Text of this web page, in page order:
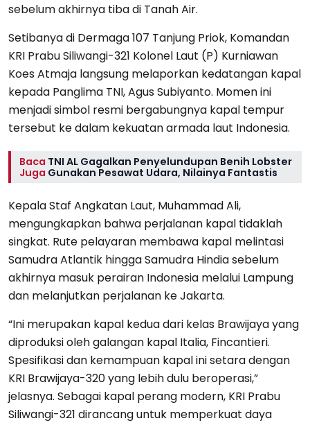
sebelum akhirnya tiba di Tanah Air.
Setibanya di Dermaga 107 Tanjung Priok, Komandan
KRI Prabu Siliwangi-321 Kolonel Laut (P) Kurniawan
Koes Atmaja langsung melaporkan kedatangan kapal
kepada Panglima TNI, Agus Subiyanto. Momen ini
menjadi simbol resmi bergabungnya kapal tempur
tersebut ke dalam kekuatan armada laut Indonesia.
Baca
Juga
TNI AL Gagalkan Penyelundupan Benih Lobster
Gunakan Pesawat Udara, Nilainya Fantastis
Kepala Staf Angkatan Laut, Muhammad Ali,
mengungkapkan bahwa perjalanan kapal tidaklah
singkat. Rute pelayaran membawa kapal melintasi
Samudra Atlantik hingga Samudra Hindia sebelum
akhirnya masuk perairan Indonesia melalui Lampung
dan melanjutkan perjalanan ke Jakarta.
“Ini merupakan kapal kedua dari kelas Brawijaya yang
diproduksi oleh galangan kapal Italia, Fincantieri.
Spesifikasi dan kemampuan kapal ini setara dengan
KRI Brawijaya-320 yang lebih dulu beroperasi,”
jelasnya. Sebagai kapal perang modern, KRI Prabu
Siliwangi-321 dirancang untuk memperkuat daya